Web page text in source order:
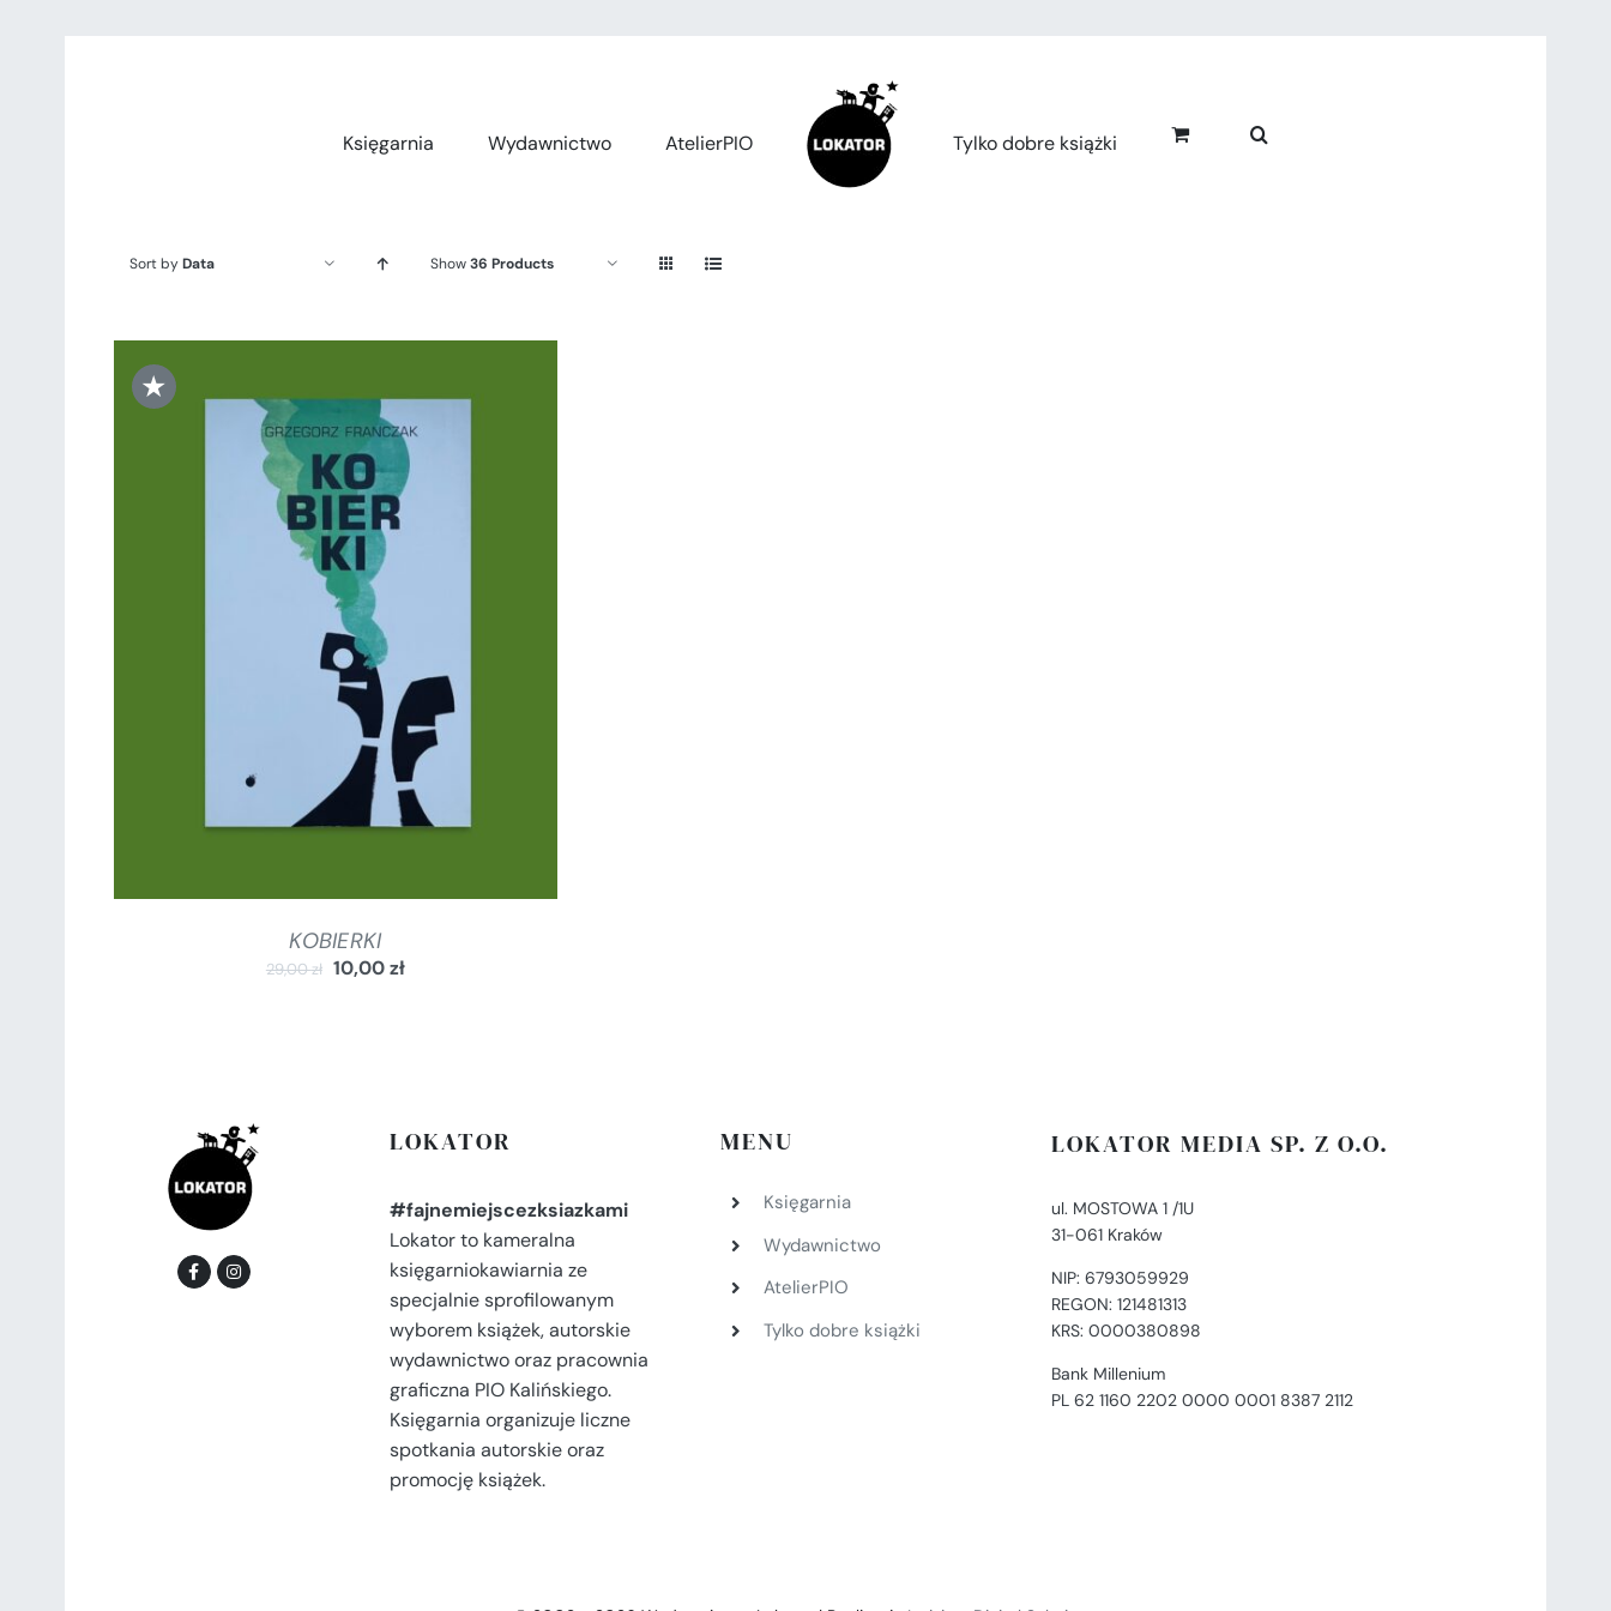
Księgarnia
Wydawnictwo AtelierPIO Tylko dobre książki
Sort byData Show36 Products
★
DODAJ DO KOSZYKA
KOBIERKI
29,00zł 10,00zł
LOKATOR
#fajnemiejscezksiazkami
Lokator to kameralna
księgarniokawiarnia ze
specjalnie sprofilowanym
wyborem książek, autorskie
wydawnictwo oraz pracownia
graficzna PIO Kalińskiego.
Księgarnia organizuje liczne
spotkania autorskie oraz
promocję książek.
MENU
Księgarnia
Wydawnictwo
AtelierPIO
Tylko dobre książki
LOKATOR MEDIA SP. Z O.O.
ul. MOSTOWA 1 /1U
31-061 Kraków
NIP: 6793059929
REGON: 121481313
KRS: 0000380898
Bank Millenium
PL 62 1160 2202 0000 0001 8387 2112